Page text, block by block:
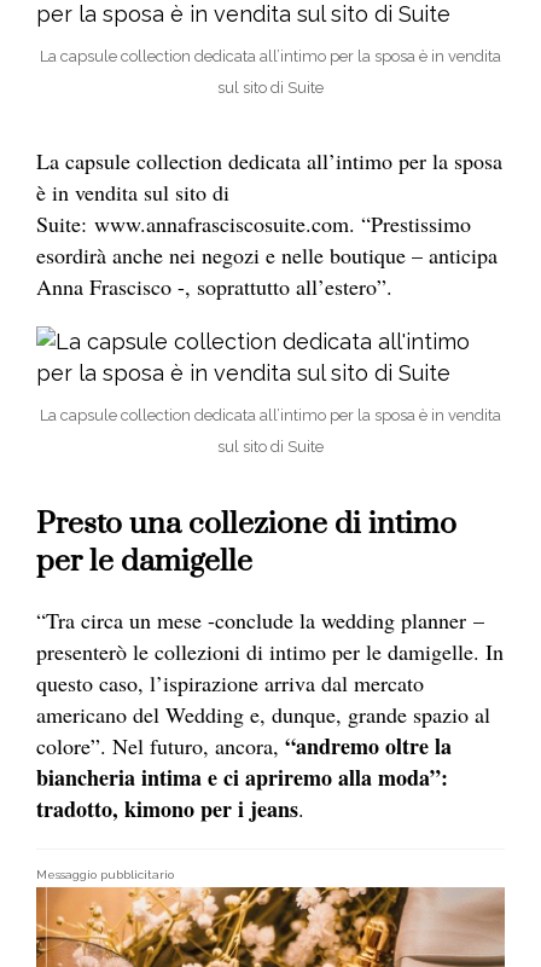
La capsule collection dedicata all’intimo per la sposa è in vendita
sul sito di Suite
La capsule collection dedicata all’intimo per la sposa
è in vendita sul sito di
Suite: www.annafrasciscosuite.com. “Prestissimo
esordirà anche nei negozi e nelle boutique – anticipa
Anna Frascisco -, soprattutto all’estero”.
La capsule collection dedicata all’intimo per la sposa è in vendita
sul sito di Suite
Presto una collezione di intimo
per le damigelle
“Tra circa un mese -conclude la wedding planner –
presenterò le collezioni di intimo per le damigelle. In
questo caso, l’ispirazione arriva dal mercato
americano del Wedding e, dunque, grande spazio al
colore”. Nel futuro, ancora, “andremo oltre la
biancheria intima e ci apriremo alla moda”:
tradotto, kimono per i jeans.
Messaggio pubblicitario